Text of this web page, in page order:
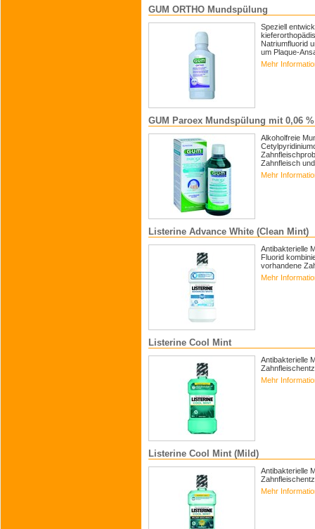
GUM ORTHO Mundspülung
Speziell
Natriumfluorid
um Plaque-
Mehr
GUM Paroex Mundspülung mit 0,06 %
Alkoholfreie
Zahnfleisch
Mehr
Listerine Advance White (Clean Mint)
Antibakterielle
Fluorid
vorhandene
Mehr
Listerine Cool Mint
Antibakterielle
Mehr
Listerine Cool Mint (Mild)
Antibakterielle
Mehr